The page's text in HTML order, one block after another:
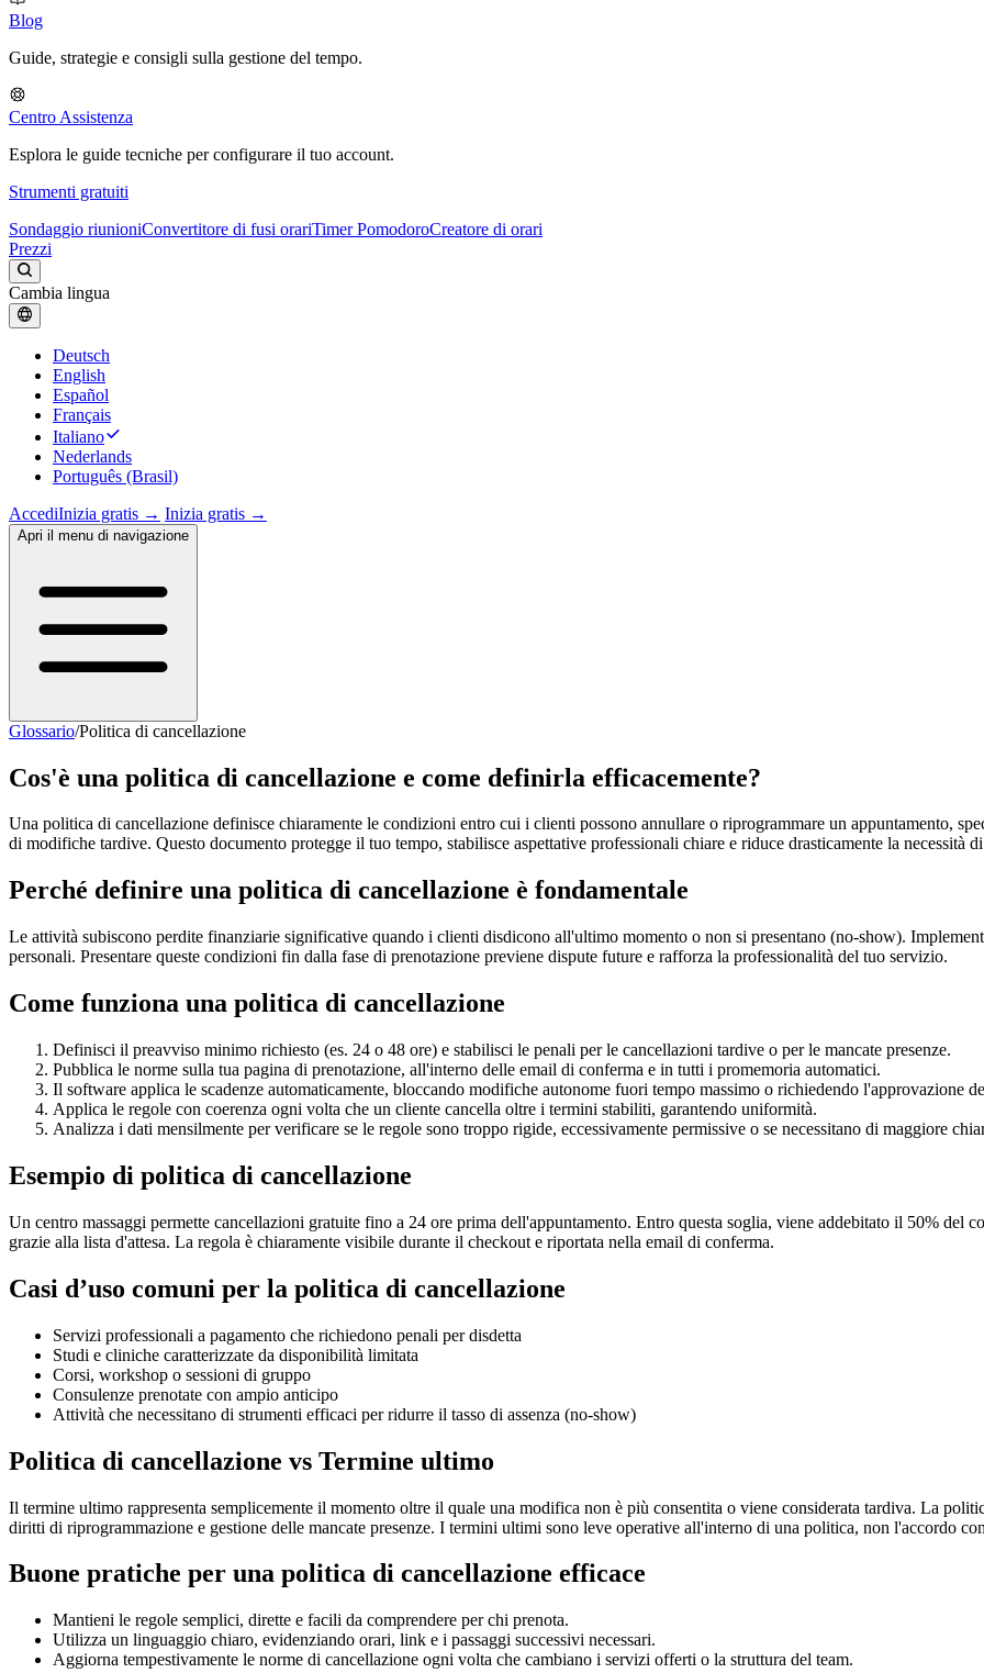
Blog
Guide, strategie e consigli sulla gestione del tempo.
Centro Assistenza
Esplora le guide tecniche per configurare il tuo account.
Strumenti gratuiti
Sondaggio riunioniConvertitore di fusi orariTimer PomodoroCreatore di orari
Prezzi
Cambia lingua
Deutsch
English
Español
Français
Italiano
Nederlands
Português (Brasil)
AccediInizia gratis → Inizia gratis →
Apri il menu di navigazione
Glossario/Politica di cancellazione
Cos'è una politica di cancellazione e come definirla efficacemente?
Una politica di cancellazione definisce chiaramente le condizioni entro cui i clienti possono annullare o riprogrammare un appuntamento,
di modifiche tardive. Questo documento protegge il tuo tempo, stabilisce aspettative professionali chiare e riduce drasticamente la necessità
Perché definire una politica di cancellazione è fondamentale
Le attività subiscono perdite finanziarie significative quando i clienti disdicono all'ultimo momento o non si presentano (no-show).
personali. Presentare queste condizioni fin dalla fase di prenotazione previene dispute future e rafforza la professionalità del tuo servizio.
Come funziona una politica di cancellazione
Definisci il preavviso minimo richiesto (es. 24 o 48 ore) e stabilisci le penali per le cancellazioni tardive o per le mancate presenze.
Pubblica le norme sulla tua pagina di prenotazione, all'interno delle email di conferma e in tutti i promemoria automatici.
Il software applica le scadenze automaticamente, bloccando modifiche autonome fuori tempo massimo o richiedendo l'approvazione
Applica le regole con coerenza ogni volta che un cliente cancella oltre i termini stabiliti, garantendo uniformità.
Analizza i dati mensilmente per verificare se le regole sono troppo rigide, eccessivamente permissive o se necessitano di maggiore
Esempio di politica di cancellazione
Un centro massaggi permette cancellazioni gratuite fino a 24 ore prima dell'appuntamento. Entro questa soglia, viene addebitato il 50% del
grazie alla lista d'attesa. La regola è chiaramente visibile durante il checkout e riportata nella email di conferma.
Casi d’uso comuni per la politica di cancellazione
Servizi professionali a pagamento che richiedono penali per disdetta
Studi e cliniche caratterizzate da disponibilità limitata
Corsi, workshop o sessioni di gruppo
Consulenze prenotate con ampio anticipo
Attività che necessitano di strumenti efficaci per ridurre il tasso di assenza (no-show)
Politica di cancellazione vs Termine ultimo
Il termine ultimo rappresenta semplicemente il momento oltre il quale una modifica non è più consentita o viene considerata tardiva. La
diritti di riprogrammazione e gestione delle mancate presenze. I termini ultimi sono leve operative all'interno di una politica, non l'accordo
Buone pratiche per una politica di cancellazione efficace
Mantieni le regole semplici, dirette e facili da comprendere per chi prenota.
Utilizza un linguaggio chiaro, evidenziando orari, link e i passaggi successivi necessari.
Aggiorna tempestivamente le norme di cancellazione ogni volta che cambiano i servizi offerti o la struttura del team.